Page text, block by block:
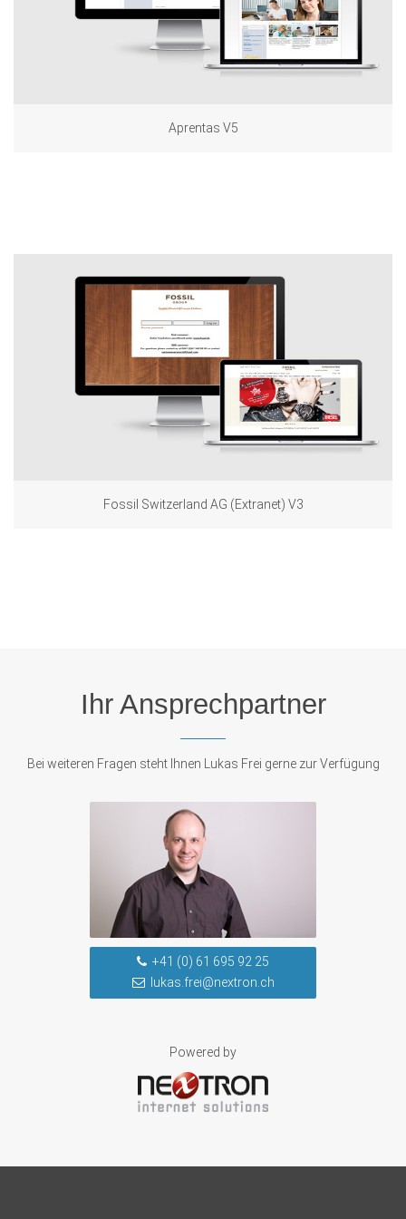
Aprentas V5
Fossil Switzerland AG (Extranet) V3
Ihr Ansprechpartner
Bei weiteren Fragen steht Ihnen Lukas Frei gerne zur Verfügung
+41 (0) 61 695 92 25
lukas.frei@nextron.ch
Powered by